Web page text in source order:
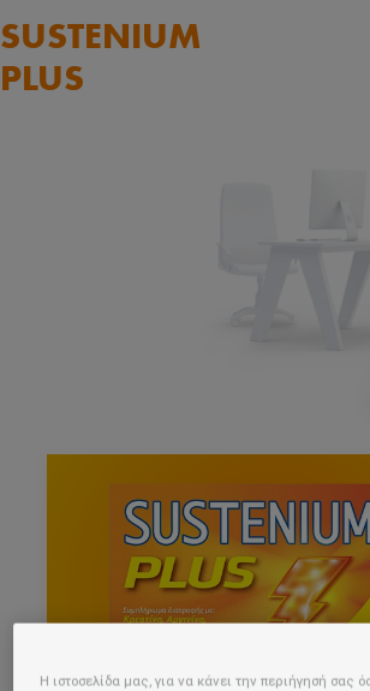
SUSTENIUM
PLUS
Η ιστοσελίδα μας, για να κάνει την περιήγησή σας